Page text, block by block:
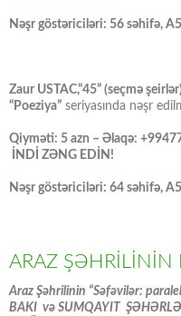
Nəşr göstəriciləri: 56 səhifə,
Zaur USTAC,“45” (seçmə
“Poeziya” seriyasında nəşr
Qiyməti: 5 azn – Əlaqə:
İNDİ ZƏNG EDİN!
Nəşr göstəriciləri: 64 səhifə,
ARAZ ŞƏHRİLİNİN
Araz Şəhrilinin “Səfəvilər:
BAKI və SUMQAYIT